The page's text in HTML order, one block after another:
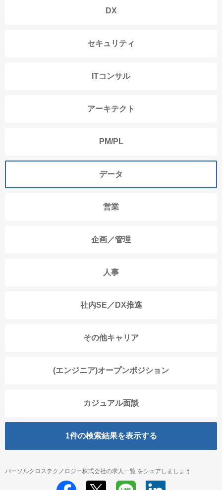
DX
セキュリティ
ITコンサル
アーキテクト
PM/PL
データ
営業
企画／管理
人事
社内SE／DX推進
その他キャリア
(エンジニア)オープンポジション
カジュアル面談
1件の検索結果を表示する
パーソルクロステクノロジー株式会社の求人一覧 をシェアしましょう